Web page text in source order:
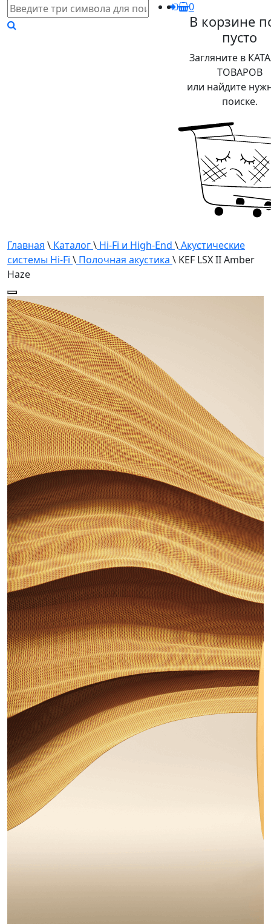
0
В корзине
пусто
Загляните в
ТОВАРОВ
или найдите
поиске.
Главная \ Каталог\ Hi-Fi и High-End \Акустические
системы Hi-Fi \ Полочная акустика \ KEF LSX II Amber
Haze